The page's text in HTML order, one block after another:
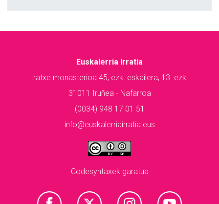
Euskalerria Irratia
Iratxe monasterioa 45, ezk. eskailera, 13. ezk.
31011 Iruñea - Nafarroa
(0034) 948 17 01 51
info@euskalerriairratia.eus
Codesyntaxek garatua